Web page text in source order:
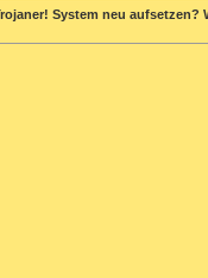
System neu aufsetzen?